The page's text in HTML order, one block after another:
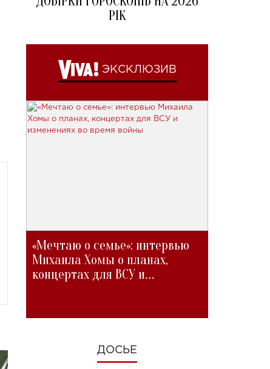
РІК
ЭКСКЛЮЗИВ
«Мечтаю о семье»: интервью
Михаила Хомы о планах,
концертах для ВСУ и
ДОСЬЕ